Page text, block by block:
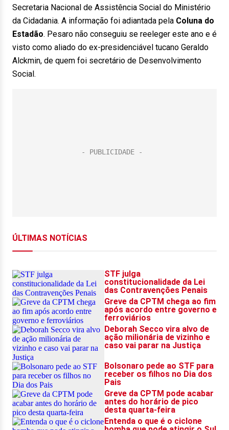
Secretaria Nacional de Assistência Social do Ministério
da Cidadania. A informação foi adiantada pela Coluna do
Estadão. Pesaro não conseguiu se reeleger este ano e é
visto como aliado do ex-presidenciável tucano Geraldo
Alckmin, de quem foi secretário de Desenvolvimento
Social.